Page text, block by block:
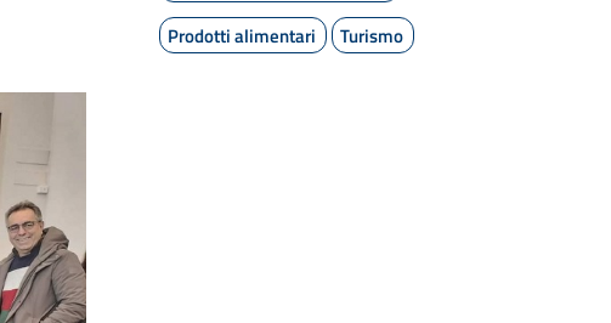
Prodotti alimentari
Turismo